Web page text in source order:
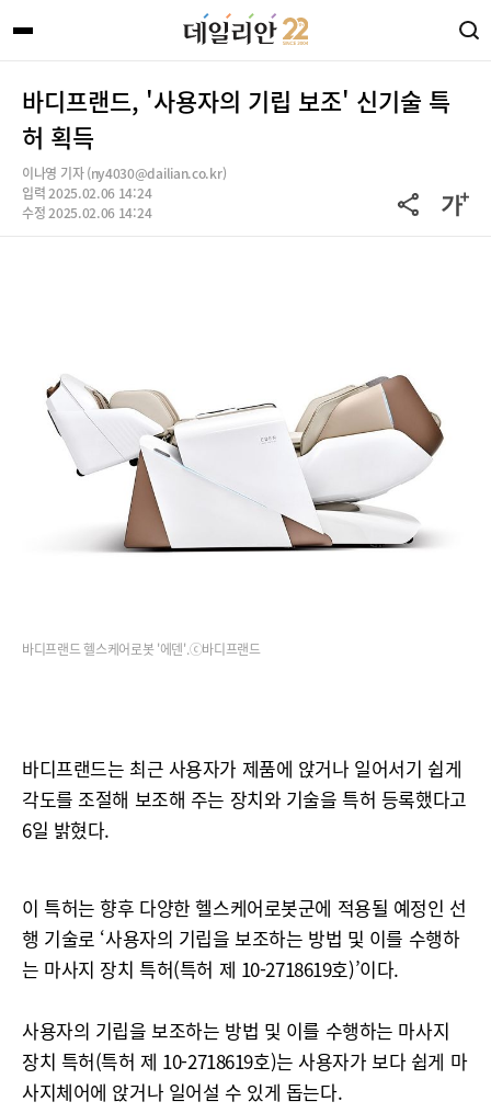
바디프랜드, '사용자의 기립 보조' 신기술 특
허 획득
이나영 기자 (ny4030@dailian.co.kr)
입력 2025.02.06 14:24
수정 2025.02.06 14:24
바디프랜드 헬스케어로봇 '에덴'.ⓒ바디프랜드
바디프랜드는 최근 사용자가 제품에 앉거나 일어서기 쉽게
각도를 조절해 보조해 주는 장치와 기술을 특허 등록했다고
6일 밝혔다.
이 특허는 향후 다양한 헬스케어로봇군에 적용될 예정인 선
행 기술로 ‘사용자의 기립을 보조하는 방법 및 이를 수행하
는 마사지 장치 특허(특허 제 10-2718619호)’이다.
사용자의 기립을 보조하는 방법 및 이를 수행하는 마사지
장치 특허(특허 제 10-2718619호)는 사용자가 보다 쉽게 마
사지체어에 앉거나 일어설 수 있게 돕는다.